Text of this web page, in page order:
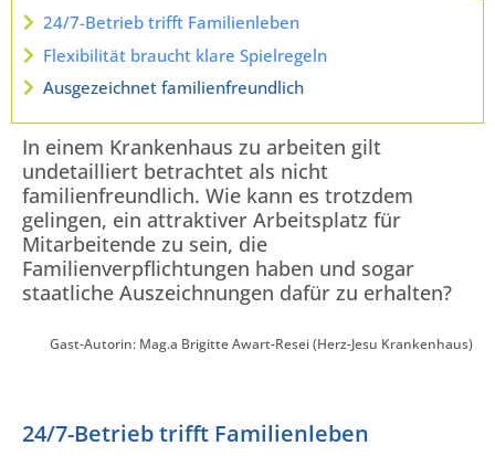
24/7-Betrieb trifft Familienleben
Flexibilität braucht klare Spielregeln
Ausgezeichnet familienfreundlich
In einem Krankenhaus zu arbeiten gilt
undetailliert betrachtet als nicht
familienfreundlich. Wie kann es trotzdem
gelingen, ein attraktiver Arbeitsplatz für
Mitarbeitende zu sein, die
Familienverpflichtungen haben und sogar
staatliche Auszeichnungen dafür zu erhalten?
Gast-Autorin: Mag.a Brigitte Awart-Resei (Herz-Jesu Krankenhaus)
24/7-Betrieb trifft Familienleben